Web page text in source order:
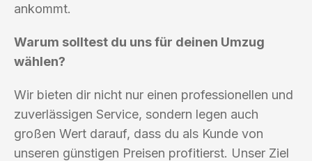
ankommt.
Warum solltest du uns für deinen Umzug
wählen?
Wir bieten dir nicht nur einen professionellen und
zuverlässigen Service, sondern legen auch
großen Wert darauf, dass du als Kunde von
unseren günstigen Preisen profitierst. Unser Ziel